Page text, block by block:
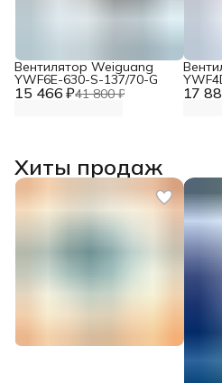
15 466 ₽41 800 ₽
Вентилятор Weiguang
YWF6E-630-S-137/70-G
17
Хиты продаж